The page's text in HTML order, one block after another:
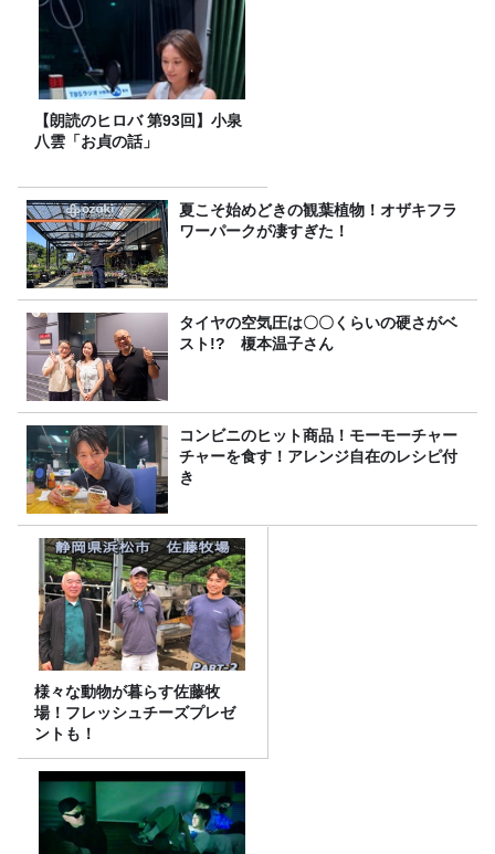
【朗読のヒロバ 第93回】小泉
八雲「お貞の話」
夏こそ始めどきの観葉植物！オザキフラ
ワーパークが凄すぎた！
タイヤの空気圧は〇〇くらいの硬さがベ
スト!? 榎本温子さん
コンビニのヒット商品！モーモーチャー
チャーを食す！アレンジ自在のレシピ付
き
様々な動物が暮らす佐藤牧
場！フレッシュチーズプレゼ
ントも！